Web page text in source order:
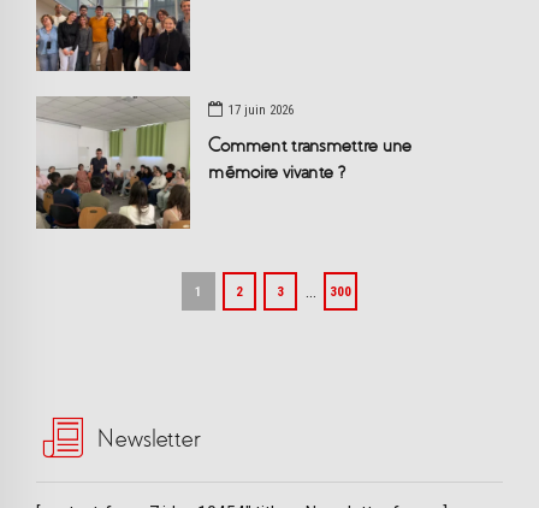
17 juin 2026
Comment transmettre une
mémoire vivante ?
1 2 3 300
Newsletter